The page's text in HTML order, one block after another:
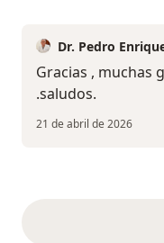
Dr. Pedro
Gracias , muchas
.saludos.
21 de abril de 2026